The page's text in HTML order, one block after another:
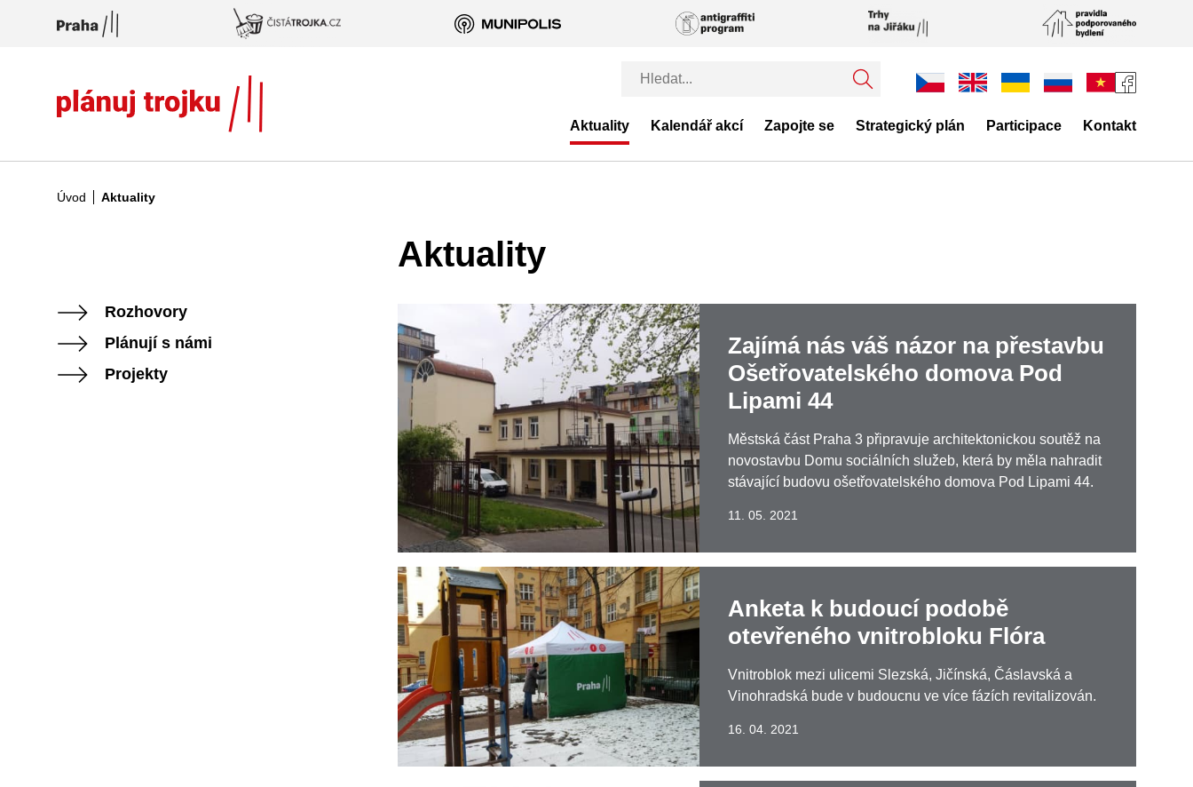
Přeskočit na hlavní obsah
Aktuality Kalendář akcí Zapojte se Strategický plán Participace Kontakt
Úvod Aktuality
Rozhovory
Plánují s námi
Projekty
Aktuality
Zajímá nás váš názor na přestavbu
Ošetřovatelského domova Pod
Lipami 44
Městská část Praha 3 připravuje architektonickou soutěž na
novostavbu Domu sociálních služeb, která by měla nahradit
stávající budovu ošetřovatelského domova Pod Lipami 44.
11. 05. 2021
Anketa k budoucí podobě
otevřeného vnitrobloku Flóra
Vnitroblok mezi ulicemi Slezská, Jičínská, Čáslavská a
Vinohradská bude v budoucnu ve více fázích revitalizován.
16. 04. 2021